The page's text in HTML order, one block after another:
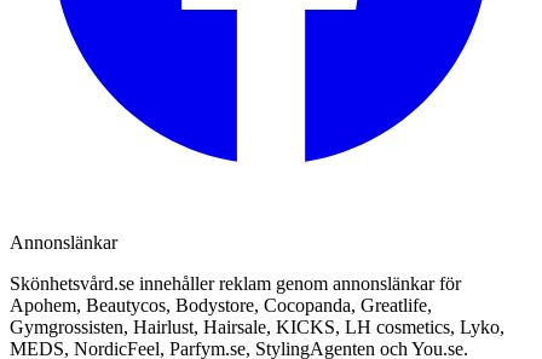
Annonslänkar
Skönhetsvård.se innehåller reklam genom annonslänkar för
Apohem, Beautycos, Bodystore, Cocopanda, Greatlife,
Gymgrossisten, Hairlust, Hairsale, KICKS, LH cosmetics, Lyko,
MEDS, NordicFeel, Parfym.se, StylingAgenten och You.se.